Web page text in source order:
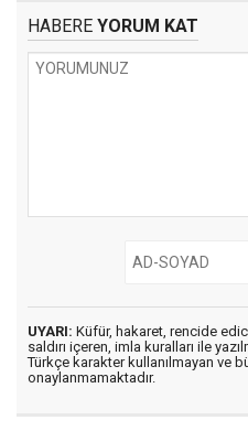
HABERE YORUM KAT
UYARI: Küfür, hakaret, rencide
saldırı içeren, imla kuralları ile
Türkçe karakter kullanılmayan ve
onaylanmamaktadır.